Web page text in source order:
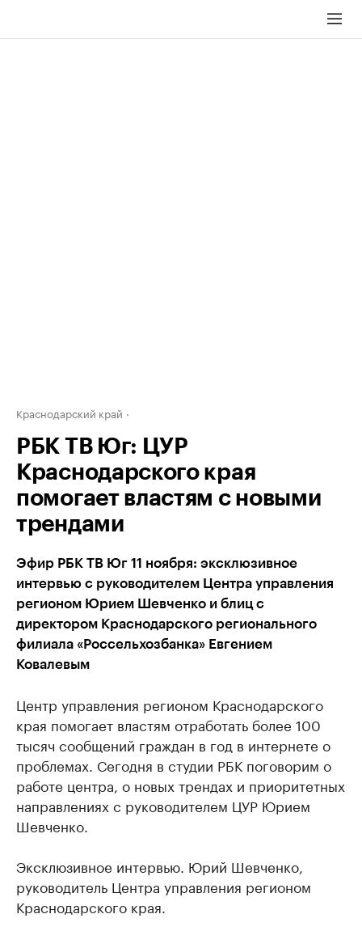
Краснодарский край
РБК ТВ Юг: ЦУР
Краснодарского края
помогает властям с новыми
трендами
Эфир РБК ТВ Юг 11 ноября: эксклюзивное
интервью с руководителем Центра управления
регионом Юрием Шевченко и блиц с
директором Краснодарского регионального
филиала «Россельхозбанка» Евгением
Ковалевым
Центр управления регионом Краснодарского
края помогает властям отработать более 100
тысяч сообщений граждан в год в интернете о
проблемах. Сегодня в студии РБК поговорим о
работе центра, о новых трендах и приоритетных
направлениях с руководителем ЦУР Юрием
Шевченко.
Эксклюзивное интервью. Юрий Шевченко,
руководитель Центра управления регионом
Краснодарского края.